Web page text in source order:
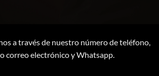
a través de nuestro número de teléfono,
correo electrónico y Whatsapp.